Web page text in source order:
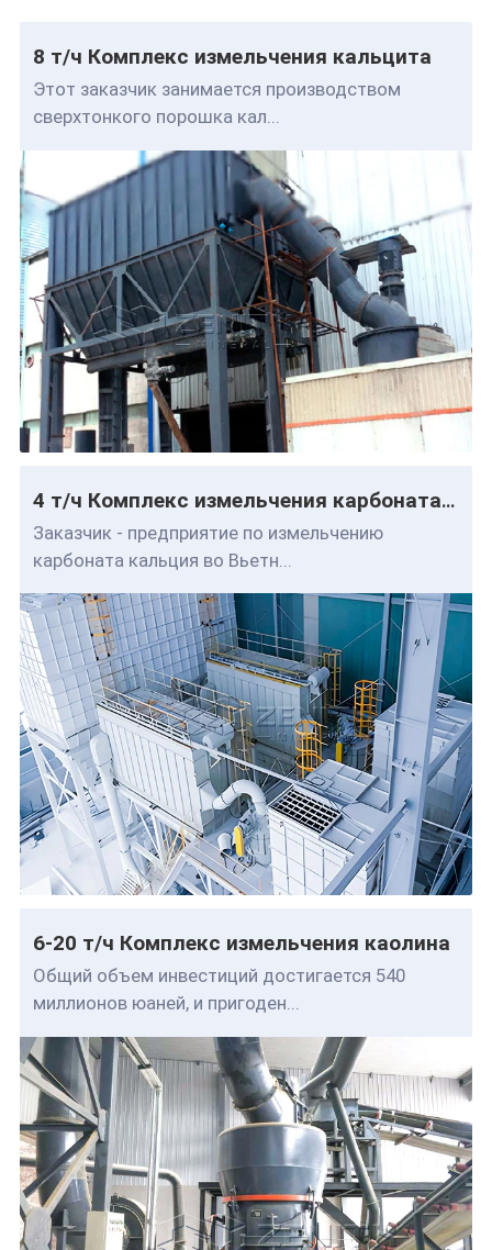
8 т/ч Комплекс измельчения кальцита
Этот заказчик занимается производством
сверхтонкого порошка кал...
4 т/ч Комплекс измельчения карбоната кальция
Заказчик - предприятие по измельчению
карбоната кальция во Вьетн...
6-20 т/ч Комплекс измельчения каолина
Общий объем инвестиций достигается 540
миллионов юаней, и пригоден...